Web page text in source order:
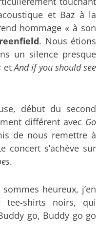
et Baz à la
hommage « à son
. Nous étions
un silence presque
etAnd if you should see
début du second
différent avec Go
de nous remettre à
concert s’achève sur
.
heureux, j’en
tee-shirts noirs, qui
go, Buddy go go